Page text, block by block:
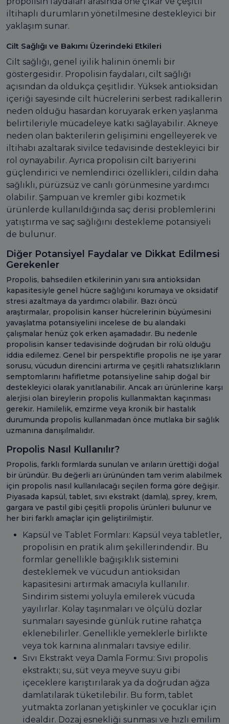
iltihaplı durumların yönetilmesine destekleyici bir
yaklaşım sunar.
Cilt Sağlığı ve Bakımı Üzerindeki Etkileri
Cilt sağlığı, genel iyilik halinin önemli bir
göstergesidir. Propolisin faydaları, cilt sağlığı
açısından da oldukça çeşitlidir. Yüksek antioksidan
içeriği sayesinde cilt hücrelerini serbest radikallerin
neden olduğu hasardan koruyarak erken yaşlanma
belirtileriyle mücadeleye katkı sağlayabilir. Akneye
neden olan bakterilerin gelişimini engelleyerek ve
iltihabı azaltarak sivilce tedavisinde destekleyici bir
rol oynayabilir. Ayrıca propolisin cilt bariyerini
güçlendirici ve nemlendirici özellikleri, cildin daha
sağlıklı, pürüzsüz ve canlı görünmesine yardımcı
olabilir. Şampuan ve kremler gibi kozmetik
ürünlerde kullanıldığında saç derisi problemlerini
yatıştırma ve saç sağlığını destekleme potansiyeli
de bulunur.
Diğer Potansiyel Faydalar ve Dikkat Edilmesi
Gerekenler
Propolis, bahsedilen etkilerinin yanı sıra antioksidan
kapasitesiyle genel hücre sağlığını korumaya ve oksidatif
stresi azaltmaya da yardımcı olabilir. Bazı öncü
araştırmalar, propolisin kanser hücrelerinin büyümesini
yavaşlatma potansiyelini incelese de bu alandaki
çalışmalar henüz çok erken aşamadadır. Bu nedenle
propolisin kanser tedavisinde doğrudan bir rolü olduğu
iddia edilemez. Genel bir perspektifle propolis ne işe yarar
sorusu, vücudun direncini artırma ve çeşitli rahatsızlıkların
semptomlarını hafifletme potansiyeline sahip doğal bir
destekleyici olarak yanıtlanabilir. Ancak arı ürünlerine karşı
alerjisi olan bireylerin propolis kullanmaktan kaçınması
gerekir. Hamilelik, emzirme veya kronik bir hastalık
durumunda propolis kullanmadan önce mutlaka bir sağlık
uzmanına danışılmalıdır.
Propolis Nasıl Kullanılır?
Propolis, farklı formlarda sunulan ve arıların ürettiği doğal
bir üründür. Bu değerli arı ürününden tam verim alabilmek
için propolis nasıl kullanılacağı seçilen forma göre değişir.
Piyasada kapsül, tablet, sıvı ekstrakt (damla), sprey, krem,
gargara ve pastil gibi çeşitli propolis ürünleri bulunur ve
her biri farklı amaçlar için geliştirilmiştir.
Kapsül ve Tablet Formları: Kapsül veya tabletler,
propolisin en pratik alım şekillerindendir. Bu
formlar genellikle bağışıklık sistemini
desteklemek ve vücudun antioksidan
kapasitesini artırmak amacıyla kullanılır.
Sindirim sistemi yoluyla emilerek vücuda
yayılırlar. Kolay taşınmaları ve ölçülü dozlar
sunmaları sayesinde günlük rutine rahatça
eklenebilirler. Genellikle yemeklerle birlikte
veya tok karnına alınmaları tavsiye edilir.
Sıvı Ekstrakt veya Damla Formu: Sıvı propolis
ekstraktı; su, süt veya meyve suyu gibi
içeceklere karıştırılarak ya da doğrudan ağza
damlatılarak tüketilebilir. Bu form, tablet
yutmakta zorlanan yetişkinler ve çocuklar için
idealdir. Dozaj esnekliği sunması ve hızlı emilim